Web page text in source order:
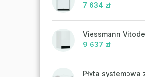
7 634 zł
9 637 zł